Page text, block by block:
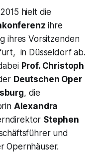
hielt die
ihre
ihres Vorsitzenden
in Düsseldorf ab.
Prof. Christoph
Deutschen Oper
, die
Alexandra
Stephen
und
Opernhäuser.